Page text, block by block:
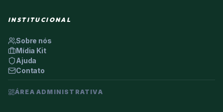
INSTITUCIONAL
Sobre nós
Mídia Kit
Ajuda
Contato
ÁREA ADMINISTRATIVA